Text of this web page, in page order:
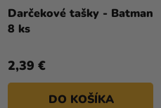
Darčekové tašky - Batman
8 ks
2,39 €
DO KOŠÍKA